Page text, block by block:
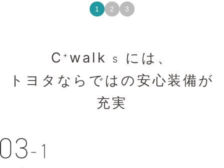
1 2 3
C + walk S
には、
トヨタならではの安心装備が
充実